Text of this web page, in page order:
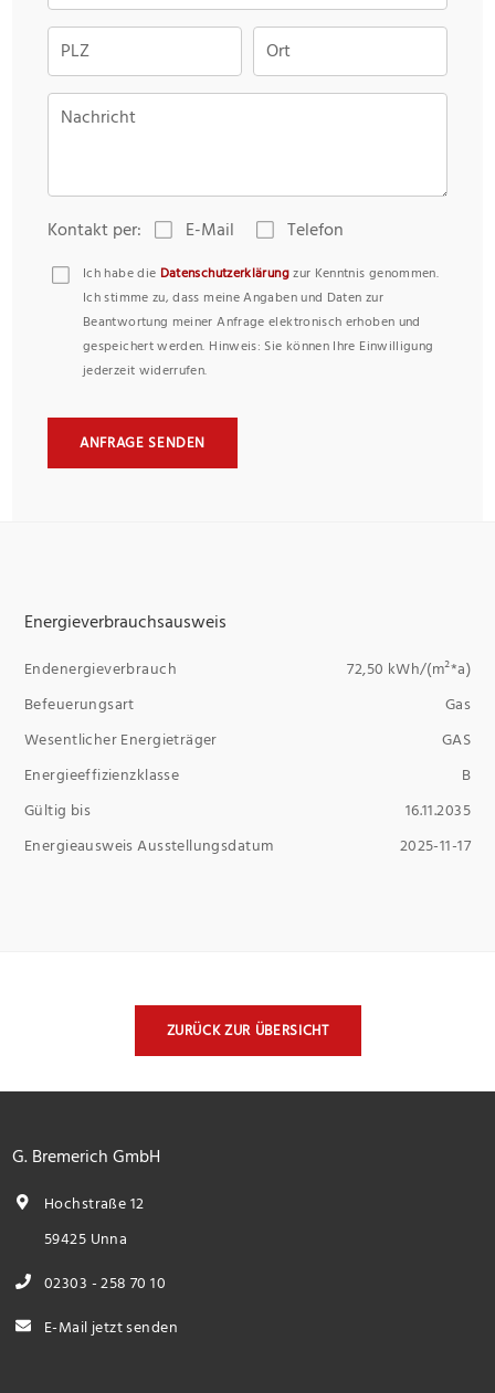
PLZ Ort
Nachricht
Kontakt per: E-Mail Telefon
Ich habe die Datenschutzerklärungzur Kenntnis genommen.
Ich stimme zu, dass meine Angaben und Daten zur
Beantwortung meiner Anfrage elektronisch erhoben und
gespeichert werden. Hinweis: Sie können Ihre Einwilligung
jederzeit widerrufen.
ANFRAGE SENDEN
Energieverbrauchsausweis
Endenergieverbrauch
72,50 kWh/(m²*a)
Befeuerungsart
Gas
Wesentlicher Energieträger
GAS
Energieeffizienzklasse
B
Gültig bis
16.11.2035
Energieausweis Ausstellungsdatum
2025-11-17
ZURÜCK ZUR ÜBERSICHT
G. Bremerich GmbH
Hochstraße 12
59425 Unna
02303 - 258 70 10
E-Mail jetzt senden